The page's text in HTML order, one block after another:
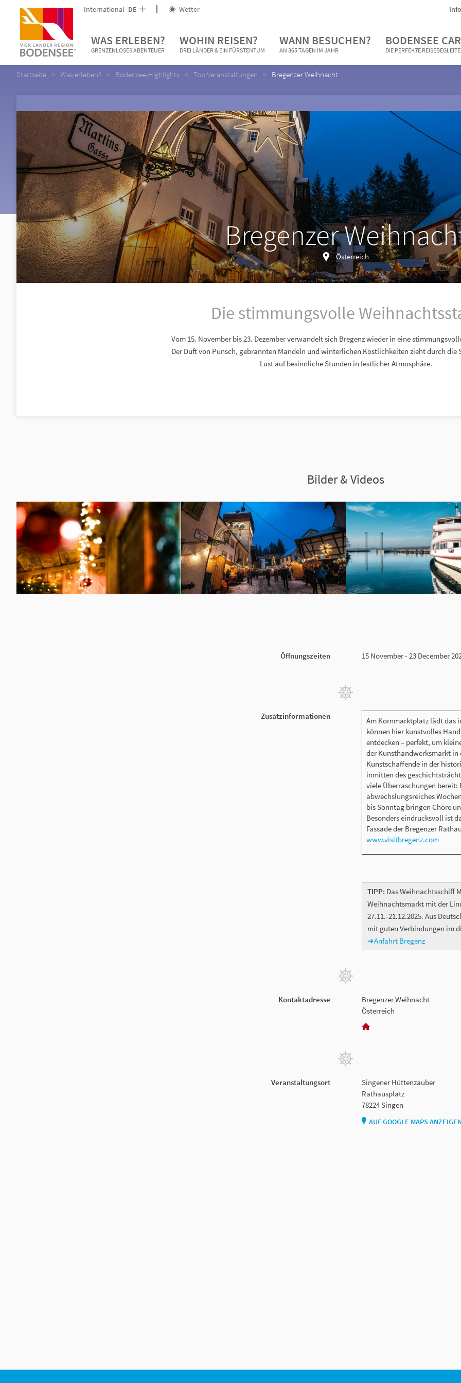
International DE Wetter
WAS ERLEBEN?
GRENZENLOSES ABENTEUER
WOHIN REISEN?
DREI LÄNDER & EIN FÜRSTENTUM
WANN BESUCHEN?
AN 365 TAGEN IM JAHR
BODENSEE
DIE PERFEKTE
Startseite Was erleben? Bodensee-Highlights Top Veranstaltungen Bregenzer Weihnacht
Bregenzer
Österreich
Die stimmungsvolle
Vom 15. November bis 23. Dezember verwandelt sich Bregenz wieder in eine
Der Duft von Punsch, gebrannten Mandeln und winterlichen Köstlichkeiten zieht durch die
Lust auf besinnliche Stunden in festlicher Atmosphäre.
Bilder & Videos
Öffnungszeiten 15 November - 23 December
Zusatzinformationen
Am Kornmarktplatz lädt das
können hier kunstvolles
entdecken – perfekt, um
der Kunsthandwerksmarkt in
Kunstschaffende in der
inmitten des
viele Überraschungen bereit:
abwechslungsreiches
bis Sonntag bringen Chöre
Besonders eindrucksvoll ist
Fassade der Bregenzer
www.visitbregenz.com
TIPP: Das Weihnachtsschiff
Weihnachtsmarkt mit der
27.11.-21.12.2025. Aus
mit guten Verbindungen im
➔Anfahrt Bregenz
Kontaktadresse
Bregenzer Weihnacht
Österreich
Veranstaltungsort
Singener Hüttenzauber
Rathausplatz
78224 Singen
AUF GOOGLE MAPS